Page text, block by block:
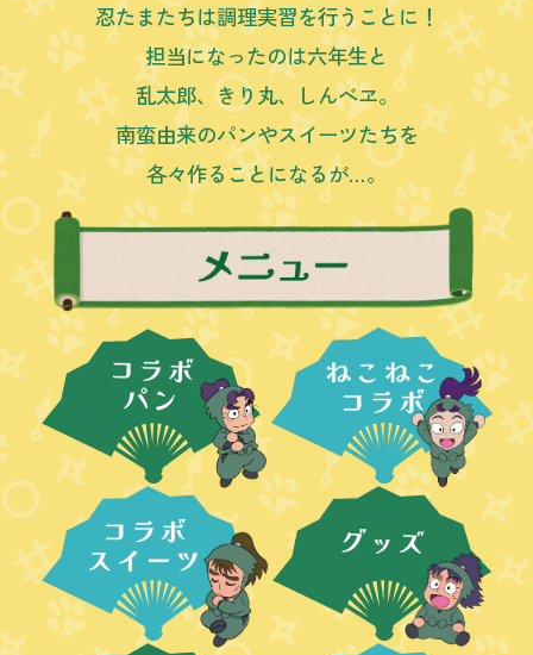
忍たまたちは調理実習を行うことに！
担当になったのは六年生と
乱太郎、きり丸、しんべヱ。
南蛮由来のパンやスイーツたちを
各々作ることになるが…。